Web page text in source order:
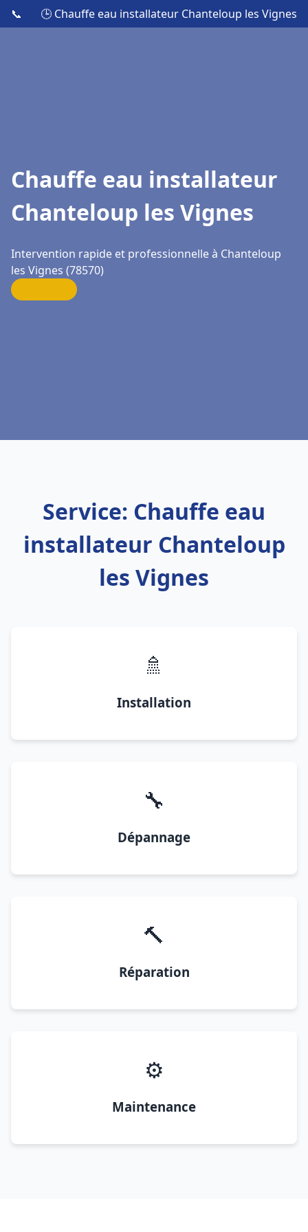
📞 🕒 Chauffe eau installateur Chanteloup les Vignes
Chauffe eau installateur
Chanteloup les Vignes
Intervention rapide et professionnelle à Chanteloup
les Vignes (78570)
Service: Chauffe eau
installateur Chanteloup
les Vignes
🚿
Installation
🔧
Dépannage
🔨
Réparation
⚙️
Maintenance